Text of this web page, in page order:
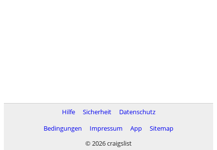
Hilfe Sicherheit
Datenschutz
Bedingungen
Impressum App
Sitemap
© 2026 craigslist